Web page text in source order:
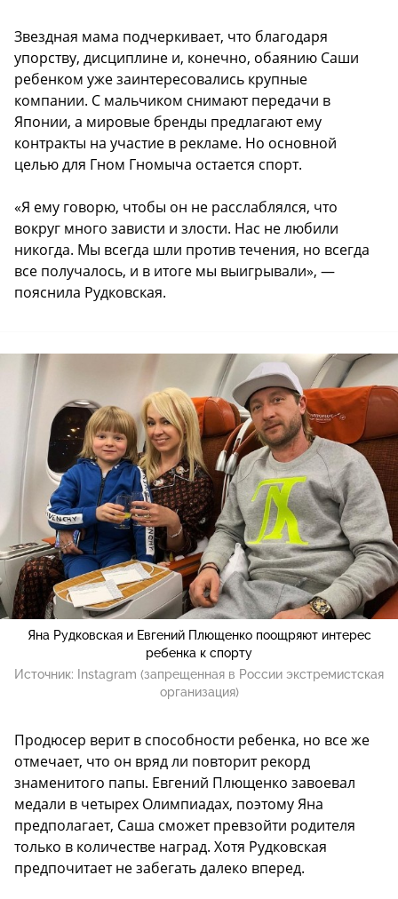
Звездная мама подчеркивает, что благодаря
упорству, дисциплине и, конечно, обаянию Саши
ребенком уже заинтересовались крупные
компании. С мальчиком снимают передачи в
Японии, а мировые бренды предлагают ему
контракты на участие в рекламе. Но основной
целью для Гном Гномыча остается спорт.
«Я ему говорю, чтобы он не расслаблялся, что
вокруг много зависти и злости. Нас не любили
никогда. Мы всегда шли против течения, но всегда
все получалось, и в итоге мы выигрывали», —
пояснила Рудковская.
Яна Рудковская и Евгений Плющенко поощряют интерес
ребенка к спорту
Источник:
Instagram (запрещенная в России экстремистская
организация)
Продюсер верит в способности ребенка, но все же
отмечает, что он вряд ли повторит рекорд
знаменитого папы. Евгений Плющенко завоевал
медали в четырех Олимпиадах, поэтому Яна
предполагает, Саша сможет превзойти родителя
только в количестве наград. Хотя Рудковская
предпочитает не забегать далеко вперед.